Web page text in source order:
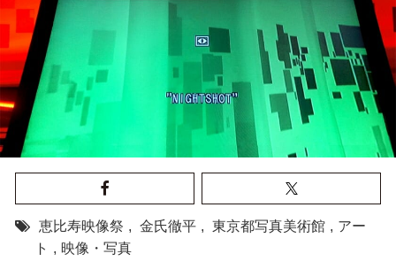
恵比寿映像祭 , 金氏徹平 , 東京都写真美術館 , アー
ト , 映像・写真